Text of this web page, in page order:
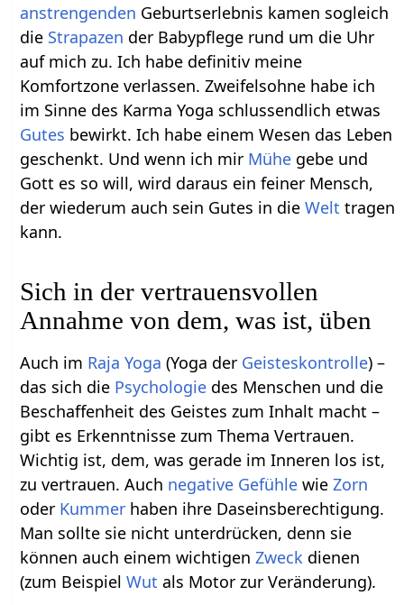
anstrengenden Geburtserlebnis kamen sogleich
die Strapazen der Babypflege rund um die Uhr
auf mich zu. Ich habe definitiv meine
Komfortzone verlassen. Zweifelsohne habe ich
im Sinne des Karma Yoga schlussendlich etwas
Gutes bewirkt. Ich habe einem Wesen das Leben
geschenkt. Und wenn ich mir Mühe gebe und
Gott es so will, wird daraus ein feiner Mensch,
der wiederum auch sein Gutes in dieWelt tragen
kann.
Sich in der vertrauensvollen
Annahme von dem, was ist, üben
Auch im Raja Yoga (Yoga der Geisteskontrolle) –
das sich die Psychologie des Menschen und die
Beschaffenheit des Geistes zum Inhalt macht –
gibt es Erkenntnisse zum Thema Vertrauen.
Wichtig ist, dem, was gerade im Inneren los ist,
zu vertrauen. Auch negative Gefühle wieZorn
oder Kummer haben ihre Daseinsberechtigung.
Man sollte sie nicht unterdrücken, denn sie
können auch einem wichtigenZweck dienen
(zum BeispielWut als Motor zur Veränderung).